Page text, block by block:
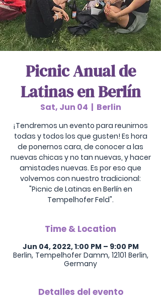
Picnic Anual de
Latinas en Berlín
Sat, Jun 04
  |
Berlin
¡Tendremos un evento para reunirnos
todas y todos los que gusten! Es hora
de ponernos cara, de conocer a las
nuevas chicas y no tan nuevas, y hacer
amistades nuevas. Es por eso que
volvemos con nuestro tradicional:
"Picnic de Latinas en Berlín en
Tempelhofer Feld".
Time & Location
Jun 04, 2022, 1:00 PM – 9:00 PM
Berlin, Tempelhofer Damm, 12101 Berlin,
Germany
Detalles del evento